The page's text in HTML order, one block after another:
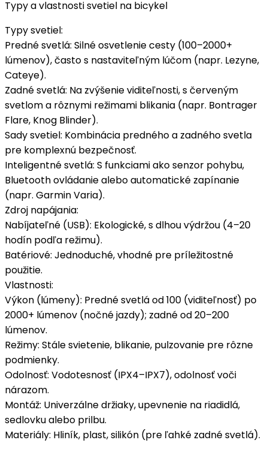
Typy a vlastnosti svetiel na bicykel
Typy svetiel:
Predné svetlá: Silné osvetlenie cesty (100–2000+
lúmenov), často s nastaviteľným lúčom (napr. Lezyne,
Cateye).
Zadné svetlá: Na zvýšenie viditeľnosti, s červeným
svetlom a rôznymi režimami blikania (napr. Bontrager
Flare, Knog Blinder).
Sady svetiel: Kombinácia predného a zadného svetla
pre komplexnú bezpečnosť.
Inteligentné svetlá: S funkciami ako senzor pohybu,
Bluetooth ovládanie alebo automatické zapínanie
(napr. Garmin Varia).
Zdroj napájania:
Nabíjateľné (USB): Ekologické, s dlhou výdržou (4–20
hodín podľa režimu).
Batériové: Jednoduché, vhodné pre príležitostné
použitie.
Vlastnosti:
Výkon (lúmeny): Predné svetlá od 100 (viditeľnosť) po
2000+ lúmenov (nočné jazdy); zadné od 20–200
lúmenov.
Režimy: Stále svietenie, blikanie, pulzovanie pre rôzne
podmienky.
Odolnosť: Vodotesnosť (IPX4–IPX7), odolnosť voči
nárazom.
Montáž: Univerzálne držiaky, upevnenie na riadidlá,
sedlovku alebo prilbu.
Materiály: Hliník, plast, silikón (pre ľahké zadné svetlá).